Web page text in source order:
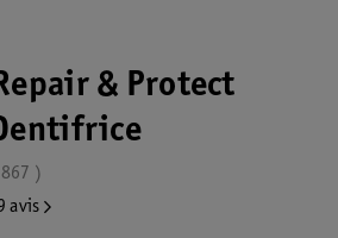
& Protect
avis